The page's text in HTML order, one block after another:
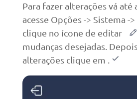
Para fazer alterações vá até
acesse Opções -> Sistema -
clique no ícone de editar
mudanças desejadas.
alterações clique em .